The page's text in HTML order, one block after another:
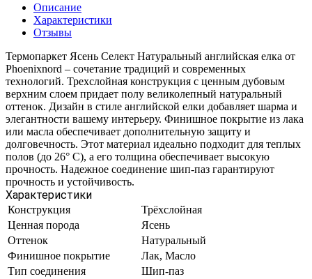
Описание
Характеристики
Отзывы
Термопаркет Ясень Селект Натуральный английская елка от
Phoenixnord – сочетание традиций и современных
технологий. Трехслойная конструкция с ценным дубовым
верхним слоем придает полу великолепный натуральный
оттенок. Дизайн в стиле английской елки добавляет шарма и
элегантности вашему интерьеру. Финишное покрытие из лака
или масла обеспечивает дополнительную защиту и
долговечность. Этот материал идеально подходит для теплых
полов (до 26° C), а его толщина обеспечивает высокую
прочность. Надежное соединение шип-паз гарантируют
прочность и устойчивость.
Характеристики
Конструкция
Трёхслойная
Ценная порода
Ясень
Оттенок
Натуральный
Финишное покрытие
Лак, Масло
Тип соединения
Шип-паз